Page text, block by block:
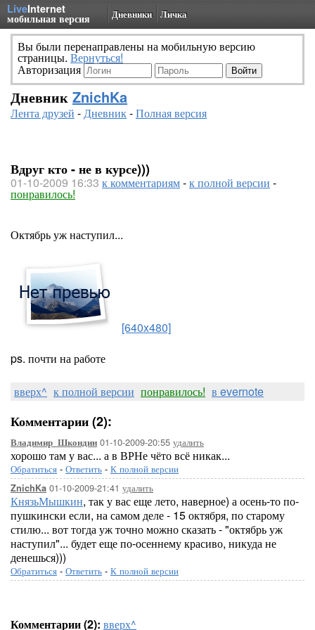
LiveInternet
мобильная версия Дневники Личка
Вы были перенаправлены на мобильную версию
страницы. Вернуться!
Авторизация
Дневник ZnichKa
Лента друзей -Дневник-Полная версия
Вдруг кто - не в курсе)))
01-10-2009 16:33 к комментариям-к полной версии -
понравилось!
Октябрь уж наступил...
[640x480]
ps. почти на работе
вверх^ к полной версии понравилось! в evernote
Комментарии (2):
Владимир_Шкондин 01-10-2009-20:55 удалить
хорошо там у вас... а в ВРНе чёто всё никак...
Обратиться - Ответить - К полной версии
ZnichKa 01-10-2009-21:41 удалить
КнязьМышкин, так у вас еще лето, наверное) а осень-то по-
пушкински если, на самом деле - 15 октября, по старому
стилю... вот тогда уж точно можно сказать - "октябрь уж
наступил"... будет еще по-осеннему красиво, никуда не
денешься)))
Обратиться - Ответить - К полной версии
Комментарии (2): вверх^